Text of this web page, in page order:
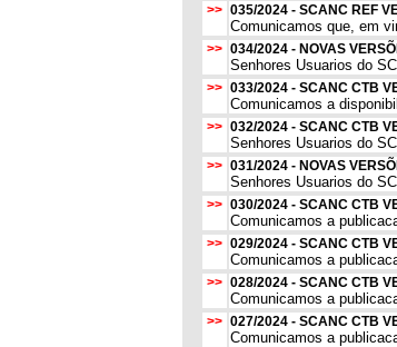
>> 035/2024 - SCANC REF
Comunicamos que, em
>> 034/2024 - NOVAS
Senhores Usuarios do
>> 033/2024 - SCANC CTB
Comunicamos a
>> 032/2024 - SCANC CTB
Senhores Usuarios do
>> 031/2024 - NOVAS
Senhores Usuarios do
>> 030/2024 - SCANC CTB
Comunicamos a
>> 029/2024 - SCANC CTB
Comunicamos a
>> 028/2024 - SCANC CTB
Comunicamos a
>> 027/2024 - SCANC CTB
Comunicamos a